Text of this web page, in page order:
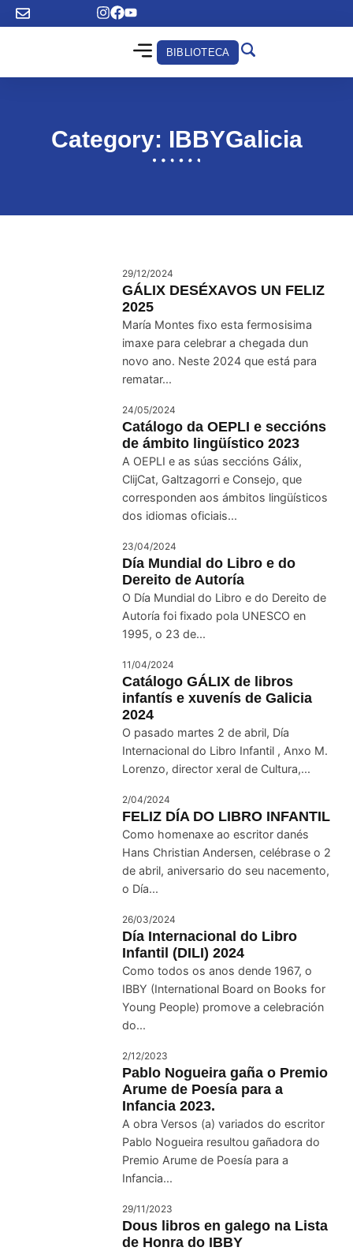
BIBLIOTECA
Category: IBBYGalicia
29/12/2024
GÁLIX DESÉXAVOS UN FELIZ
2025
María Montes fixo esta fermosisima
imaxe para celebrar a chegada dun
novo ano. Neste 2024 que está para
rematar...
24/05/2024
Catálogo da OEPLI e seccións
de ámbito lingüístico 2023
A OEPLI e as súas seccións Gálix,
ClijCat, Galtzagorri e Consejo, que
corresponden aos ámbitos lingüísticos
dos idiomas oficiais...
23/04/2024
Día Mundial do Libro e do
Dereito de Autoría
O Día Mundial do Libro e do Dereito de
Autoría foi fixado pola UNESCO en
1995, o 23 de...
11/04/2024
Catálogo GÁLIX de libros
infantís e xuvenís de Galicia
2024
O pasado martes 2 de abril, Día
Internacional do Libro Infantil , Anxo M.
Lorenzo, director xeral de Cultura,...
2/04/2024
FELIZ DÍA DO LIBRO INFANTIL
Como homenaxe ao escritor danés
Hans Christian Andersen, celébrase o 2
de abril, aniversario do seu nacemento,
o Día...
26/03/2024
Día Internacional do Libro
Infantil (DILI) 2024
Como todos os anos dende 1967, o
IBBY (International Board on Books for
Young People) promove a celebración
do...
2/12/2023
Pablo Nogueira gaña o Premio
Arume de Poesía para a
Infancia 2023.
A obra Versos (a) variados do escritor
Pablo Nogueira resultou gañadora do
Premio Arume de Poesía para a
Infancia...
29/11/2023
Dous libros en galego na Lista
de Honra do IBBY